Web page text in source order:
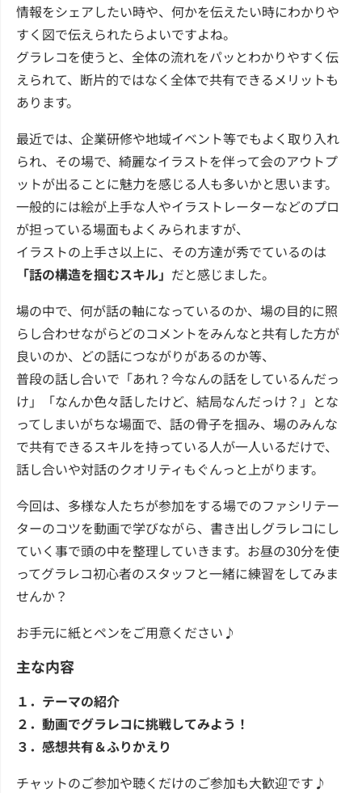
情報をシェアしたい時や、何かを伝えたい時にわかりや
すく図で伝えられたらよいですよね。
グラレコを使うと、全体の流れをパッとわかりやすく伝
えられて、断片的ではなく全体で共有できるメリットも
あります。
最近では、企業研修や地域イベント等でもよく取り入れ
られ、その場で、綺麗なイラストを伴って会のアウトプ
ットが出ることに魅力を感じる人も多いかと思います。
一般的には絵が上手な人やイラストレーターなどのプロ
が担っている場面もよくみられますが、
イラストの上手さ以上に、その方達が秀でているのは
「話の構造を掴むスキル」 だと感じました。
場の中で、何が話の軸になっているのか、場の目的に照
らし合わせながらどのコメントをみんなと共有した方が
良いのか、どの話につながりがあるのか等、
普段の話し合いで「あれ？今なんの話をしているんだっ
け」「なんか色々話したけど、結局なんだっけ？」とな
ってしまいがちな場面で、話の骨子を掴み、場のみんな
で共有できるスキルを持っている人が一人いるだけで、
話し合いや対話のクオリティもぐんっと上がります。
今回は、多様な人たちが参加をする場でのファシリテー
ターのコツを動画で学びながら、書き出しグラレコにし
ていく事で頭の中を整理していきます。お昼の30分を使
ってグラレコ初心者のスタッフと一緒に練習をしてみま
せんか？
お手元に紙とペンをご用意ください♪
主な内容
１．テーマの紹介
２．動画でグラレコに挑戦してみよう！
３．感想共有＆ふりかえり
チャットのご参加や聴くだけのご参加も大歓迎です♪